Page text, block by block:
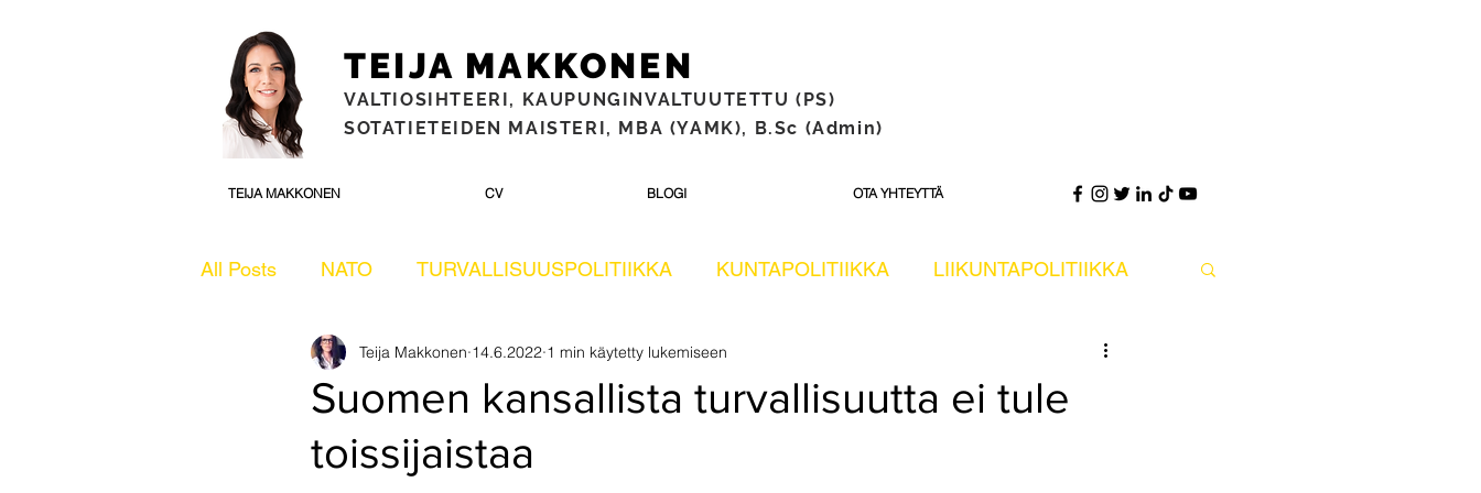
TEIJA MAKKONEN
VALTIOSIHTEERI, KAUPUNGINVALTUUTETTU (PS)
SOTATIETEIDEN MAISTERI, MBA (YAMK), B.Sc (Admin)
TEIJA MAKKONEN CV BLOGI OTA YHTEYTTÄ
All Posts NATO TURVALLISUUSPOLITIIKKA KUNTAPOLITIIKKA LIIKUNTAPOLITIIKKA
ULKOPOLITIIKKA ULKOKUNTOSALIT TESTISSÄ PS POLITIIKKA
Suomen kansallista turvallisuutta ei tule
toissijaistaa
Teija Makkonen 14.6.2022 1 min käytetty lukemiseen